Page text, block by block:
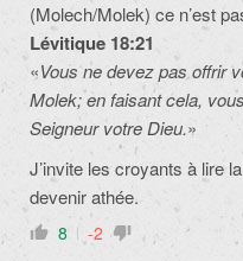
(Molech/Molek) ce n’est
Lévitique 18:21
«Vous ne devez pas offrir
Molek; en faisant cela,
Seigneur votre Dieu.»
J’invite les croyants à lire
devenir athée.
8 -2